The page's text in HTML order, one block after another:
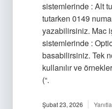
sistemlerinde : Alt
tutarken 0149
yazabilirsiniz. Mac
sistemlerinde :
basabilirsiniz. Tek
kullanılır ve
(“.
Şubat 23, 2026 Yanıtla